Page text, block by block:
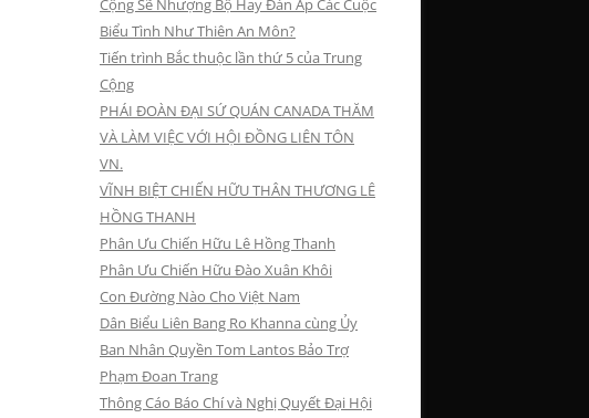
Cộng Sẽ Nhượng Bộ Hay Đàn Áp Các Cuộc
Biểu Tình Như Thiên An Môn?
Tiến trình Bắc thuộc lần thứ 5 của Trung
Cộng
PHÁI ĐOÀN ĐẠI SỨ QUÁN CANADA THĂM
VÀ LÀM VIỆC VỚI HỘI ĐỒNG LIÊN TÔN
VN.
VĨNH BIỆT CHIẾN HỮU THÂN THƯƠNG LÊ
HỒNG THANH
Phân Ưu Chiến Hữu Lê Hồng Thanh
Phân Ưu Chiến Hữu Đào Xuân Khôi
Con Đường Nào Cho Việt Nam
Dân Biểu Liên Bang Ro Khanna cùng Ủy
Ban Nhân Quyền Tom Lantos Bảo Trợ
Phạm Đoan Trang
Thông Cáo Báo Chí và Nghị Quyết Đại Hội